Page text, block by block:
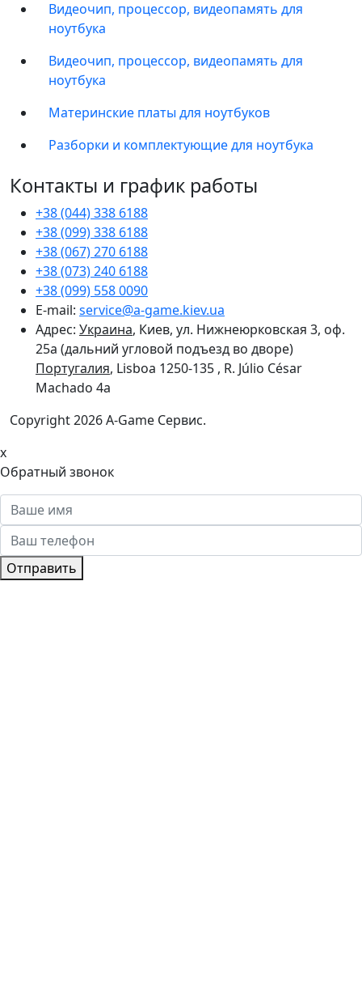
Видеочип, процессор, видеопамять для
ноутбука
Видеочип, процессор, видеопамять для
ноутбука
Материнские платы для ноутбуков
Разборки и комплектующие для ноутбука
Контакты и график работы
+38 (044) 338 6188
+38 (099) 338 6188
+38 (067) 270 6188
+38 (073) 240 6188
+38 (099) 558 0090
E-mail: service@a-game.kiev.ua
Адрес: Украина, Киев, ул. Нижнеюрковская 3, оф.
25а (дальний угловой подъезд во дворе)
Португалия, Lisboa 1250-135 , R. Júlio César
Machado 4a
Copyright2026 A-Game Сервис.
x
Обратный звонок
Отправить